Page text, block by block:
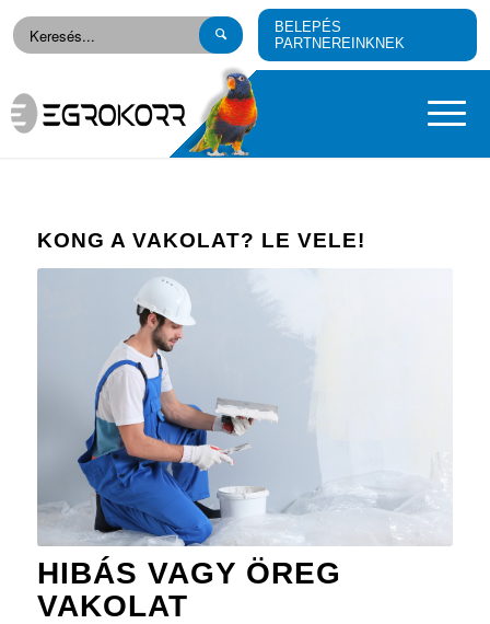
BELEPÉS
PARTNEREINKNEK
KONG A VAKOLAT? LE VELE!
HIBÁS VAGY ÖREG
VAKOLAT